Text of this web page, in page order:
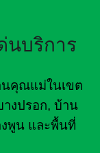
นบริการ
นคุณแม่ในเขต
งปรอก, บ้าน
งพูน และพื้นที่